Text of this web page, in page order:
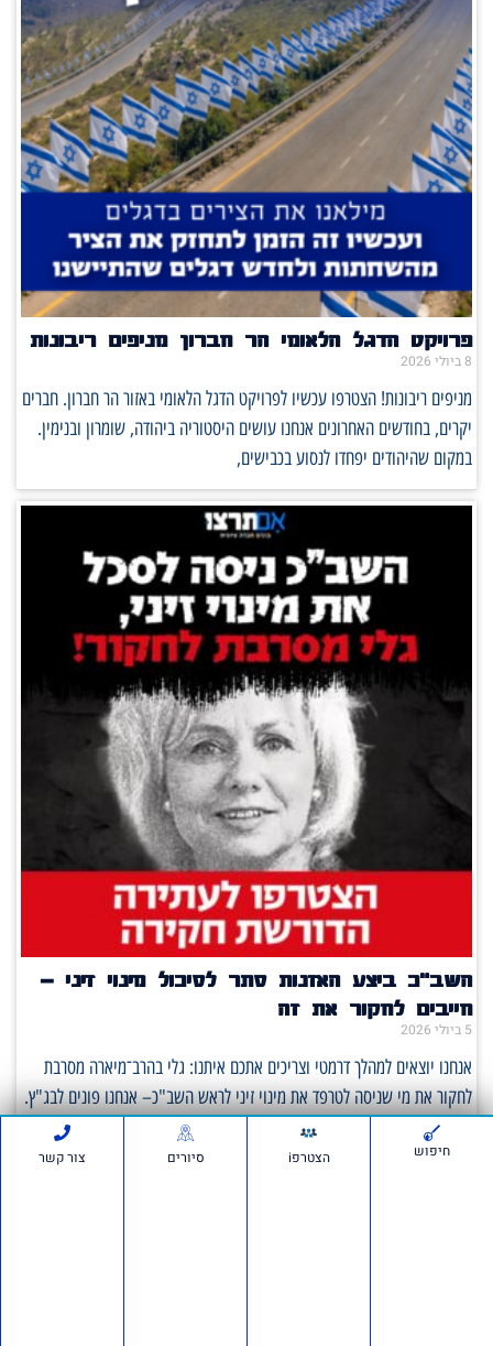
פרויקט הדגל הלאומי הר חברון מניפים ריבונות
8 ביולי 2026
מניפים ריבונות! הצטרפו עכשיו לפרויקט הדגל הלאומי באזור הר חברון. חברים
יקרים, בחודשים האחרונים אנחנו עושים היסטוריה ביהודה, שומרון ובנימין.
במקום שהיהודים יפחדו לנסוע בכבישים,
השב"כ ביצע האזנות סתר לסיכול מינוי זיני –
חייבים לחקור את זה
5 ביולי 2026
אנחנו יוצאים למהלך דרמטי וצריכים אתכם איתנו: גלי בהרב־מיארה מסרבת
לחקור את מי שניסה לטרפד את מינוי זיני לראש השב"כ– אנחנו פונים לבג"ץ.
על פי
חיפוש הצטרפi סיורים צור קשר